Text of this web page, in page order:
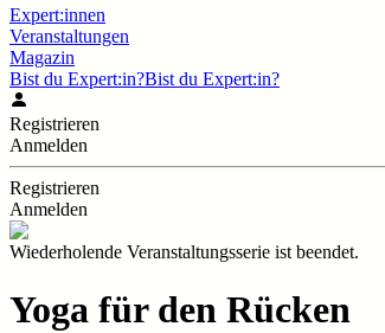
Expert:innen
Veranstaltungen
Magazin
Bist du Expert:in?Bist du Expert:in?
Registrieren
Anmelden
Registrieren
Anmelden
Wiederholende Veranstaltungsserie ist beendet.
Yoga für den Rücken